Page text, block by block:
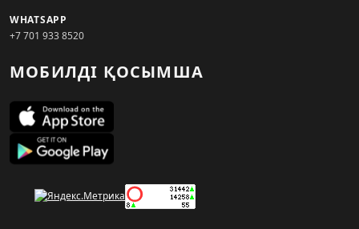
WHATSAPP
+7 701 933 8520
МОБИЛДІ ҚОСЫМША